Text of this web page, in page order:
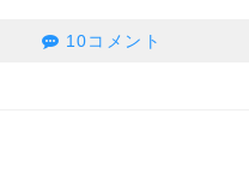
10コメント